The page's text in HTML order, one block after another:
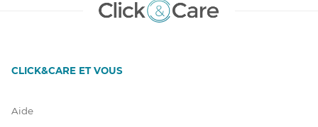
CLICK&CARE ET VOUS
Aide